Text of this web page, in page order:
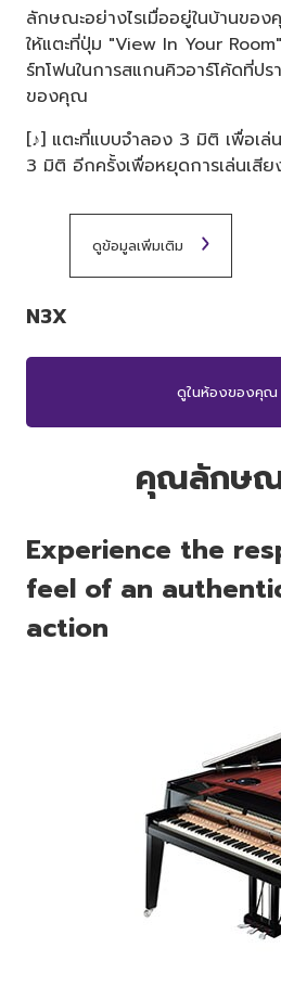
ลักษณะอย่างไรเมื่ออยู่ในบ้านขอ
ให้แตะที่ปุ่ม "View In Your
ร์ทโฟนในการสแกนคิวอาร์โค้ดที่ป
ของคุณ
[♪] แตะที่แบบจำลอง 3 มิติ เพื่อเล่
3 มิติ อีกครั้งเพื่อหยุดการเล่นเสีย
ดูข้อมูลเพิ่มเติม
N3X
ดูในห้องของคุณ
คุณลักษณ
Experience the
feel of an
action